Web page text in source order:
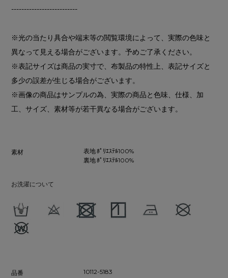
--------------------------
※光の当たり具合や端末等の閲覧環境によって、実際の色味と
異なって見える場合がございます。予めご了承ください。
※表記サイズは商品の実寸で、布製品の特性上、表記サイズと
多少の誤差が生じる場合がございます。
※画像の商品はサンプルの為、実際の商品と色味、仕様、加
工、サイズ、素材等が若干異なる場合がございます。
素材
表地 ﾎﾟﾘｴｽﾃﾙ100%
裏地 ﾎﾟﾘｴｽﾃﾙ100%
お洗濯について
品番
10112-5183